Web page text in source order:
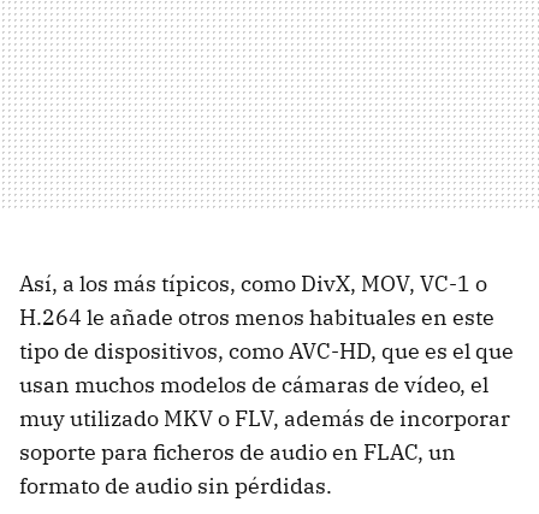
Así, a los más típicos, como DivX, MOV, VC-1 o
H.264 le añade otros menos habituales en este
tipo de dispositivos, comoAVC-HD, que es el que
usan muchos modelos de cámaras de vídeo, el
muy utilizado MKVo FLV, además de incorporar
soporte para ficheros de audio en FLAC, un
formato de audio sin pérdidas.